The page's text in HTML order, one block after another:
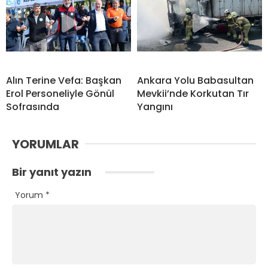
Alın Terine Vefa: Başkan
Erol Personeliyle Gönül
Sofrasında
Ankara Yolu Babasultan
Mevkii’nde Korkutan Tır
Yangını
YORUMLAR
Bir yanıt yazın
Yorum *